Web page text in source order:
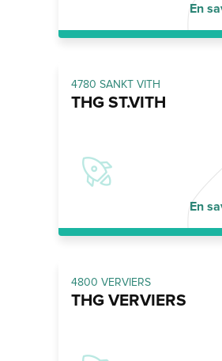
En
4780 SANKT VITH
THG ST.VITH
En
4800 VERVIERS
THG VERVIERS